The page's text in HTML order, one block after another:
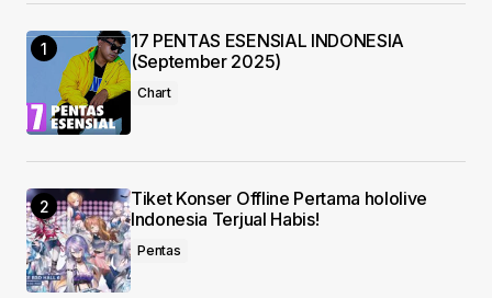
Your E-mail*
Save my name, email, and website in this
browser for the next time I comment.
Submit Comment
17 PENTAS ESENSIAL INDONESIA
(September 2025)
Chart
Tiket Konser Offline Pertama hololive
Indonesia Terjual Habis!
Pentas